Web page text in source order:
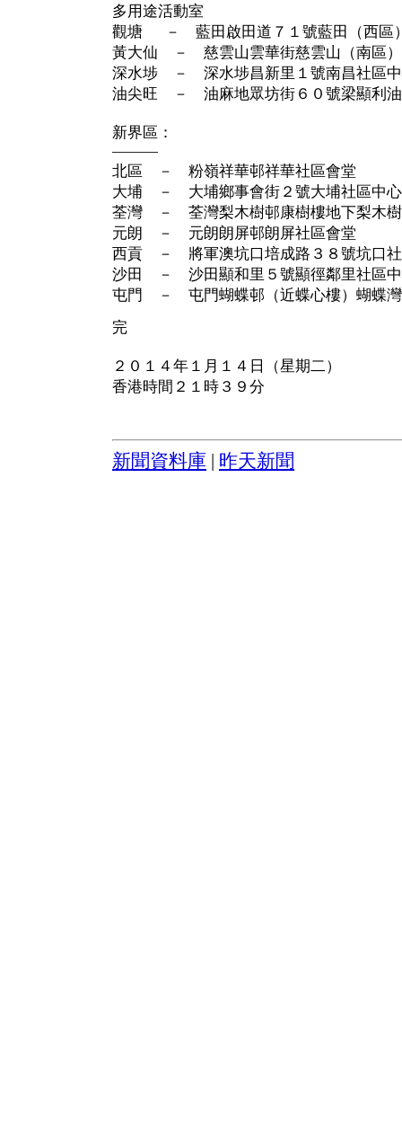
多用途活動室
觀塘 － 藍田啟田道７１號藍田（西區
黃大仙 － 慈雲山雲華街慈雲山（南區）
深水埗 － 深水埗昌新里１號南昌社區
油尖旺 － 油麻地眾坊街６０號梁顯利油
新界區：
———
北區 － 粉嶺祥華邨祥華社區會堂
大埔 － 大埔鄉事會街２號大埔社區中心
荃灣 － 荃灣梨木樹邨康樹樓地下梨木
元朗 － 元朗朗屏邨朗屏社區會堂
西貢 － 將軍澳坑口培成路３８號坑口
沙田 － 沙田顯和里５號顯徑鄰里社區
屯門 － 屯門蝴蝶邨（近蝶心樓）蝴蝶
完
２０１４年１月１４日（星期二）
香港時間２１時３９分
新聞資料庫 昨天新聞